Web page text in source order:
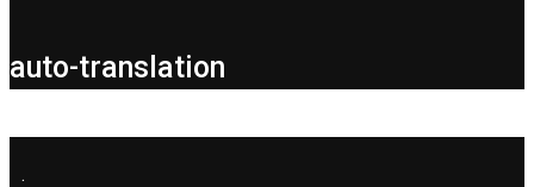
auto-translation
.